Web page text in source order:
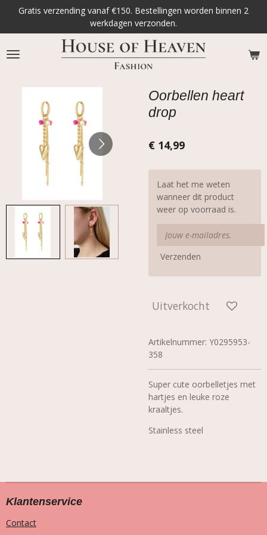
naar
de
hoofdinhoud
Gratis verzending vanaf €150. Bestellingen worden binnen 2
werkdagen verzonden.
Oorbellen heart
drop
€ 14,99
Laat het me weten
wanneer dit product
weer op voorraad is.
Verzenden
Uitverkocht
Artikelnummer: Y0295953-
358
Super cute oorbelletjes met
hartjes en leuke roze
kraaltjes.
Stainless steel
Klantenservice
Contact